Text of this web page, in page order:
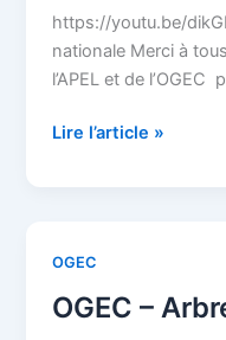
https://youtu.be/
nationale Merci à
l’APEL et de
bénévolat
Lire l’article »
OGEC
OGEC –
OGEC
Arbre